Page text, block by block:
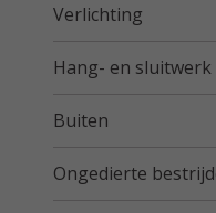
Verlichting
Hang- en sluitwerk
Buiten
Ongedierte